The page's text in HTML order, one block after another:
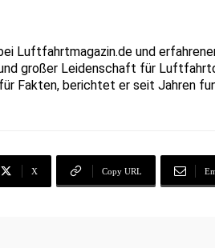
Luftfahrtmagazin.de und
großer Leidenschaft für
Fakten, berichtet er seit Jahren
X Copy URL